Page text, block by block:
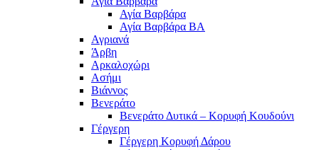
Αγία Βαρβάρα
Αγία Βαρβάρα ΒΑ
Αγριανά
Άρβη
Αρκαλοχώρι
Ασήμι
Βιάννος
Βενεράτο
Βενεράτο Δυτικά – Κορυφή Κουδούνι
Γέργερη
Γέργερη Κορυφή Δάρου